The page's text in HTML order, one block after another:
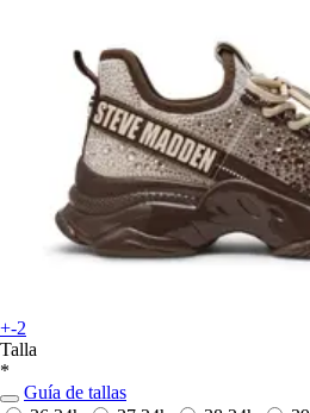
+-2
Talla
*
Guía de tallas